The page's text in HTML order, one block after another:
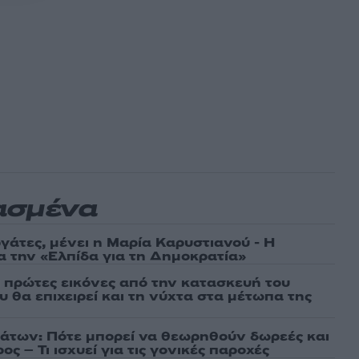
μένει η Μαρία Καρυστιανού - Η
την «Ελπίδα για τη Δημοκρατία»
εικόνες από την κατασκευή του
επιχειρεί και τη νύχτα στα μέτωπα της
Πότε μπορεί να θεωρηθούν δωρεές και
– Τι ισχυεί για τις γονικές παροχές